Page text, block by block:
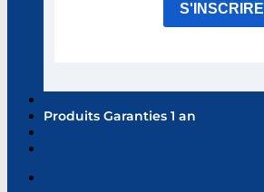
S'INSCRIRE
Produits Garanties 1 an